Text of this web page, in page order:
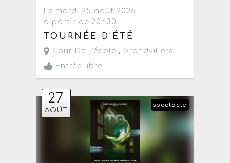
Le mardi 25 août 2026
à partir de 20h30
TOURNÉE D’ÉTÉ
Cour De L'école , Grandvillers
Entrée libre
27
AOÛT
spectacle